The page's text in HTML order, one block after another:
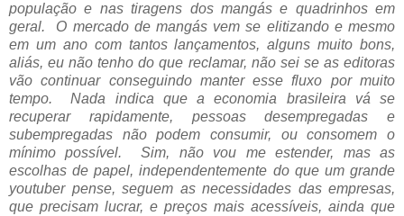
população e nas tiragens dos mangás e quadrinhos em
geral. O mercado de mangás vem se elitizando e mesmo
em um ano com tantos lançamentos, alguns muito bons,
aliás, eu não tenho do que reclamar, não sei se as editoras
vão continuar conseguindo manter esse fluxo por muito
tempo. Nada indica que a economia brasileira vá se
recuperar rapidamente, pessoas desempregadas e
subempregadas não podem consumir, ou consomem o
mínimo possível. Sim, não vou me estender, mas as
escolhas de papel, independentemente do que um grande
youtuber pense, seguem as necessidades das empresas,
que precisam lucrar, e preços mais acessíveis, ainda que